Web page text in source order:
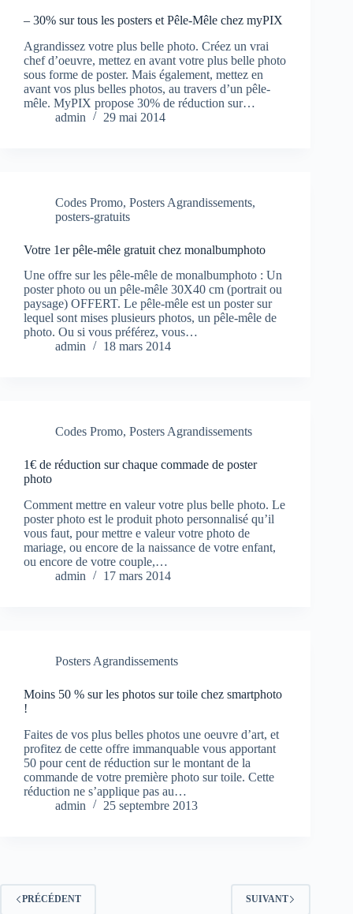
– 30% sur tous les posters et Pêle-Mêle chez myPIX
Agrandissez votre plus belle photo. Créez un vrai
chef d’oeuvre, mettez en avant votre plus belle photo
sous forme de poster. Mais également, mettez en
avant vos plus belles photos, au travers d’un pêle-
mêle. MyPIX propose 30% de réduction sur…
admin
29 mai 2014
Codes Promo, Posters Agrandissements,
posters-gratuits
Votre 1er pêle-mêle gratuit chez monalbumphoto
Une offre sur les pêle-mêle de monalbumphoto : Un
poster photo ou un pêle-mêle 30X40 cm (portrait ou
paysage) OFFERT. Le pêle-mêle est un poster sur
lequel sont mises plusieurs photos, un pêle-mêle de
photo. Ou si vous préférez, vous…
admin
18 mars 2014
Codes Promo, Posters Agrandissements
1€ de réduction sur chaque commade de poster
photo
Comment mettre en valeur votre plus belle photo. Le
poster photo est le produit photo personnalisé qu’il
vous faut, pour mettre e valeur votre photo de
mariage, ou encore de la naissance de votre enfant,
ou encore de votre couple,…
admin
17 mars 2014
Posters Agrandissements
Moins 50 % sur les photos sur toile chez smartphoto
!
Faites de vos plus belles photos une oeuvre d’art, et
profitez de cette offre immanquable vous apportant
50 pour cent de réduction sur le montant de la
commande de votre première photo sur toile. Cette
réduction ne s’applique pas au…
admin
25 septembre 2013
PRÉCÉDENT SUIVANT